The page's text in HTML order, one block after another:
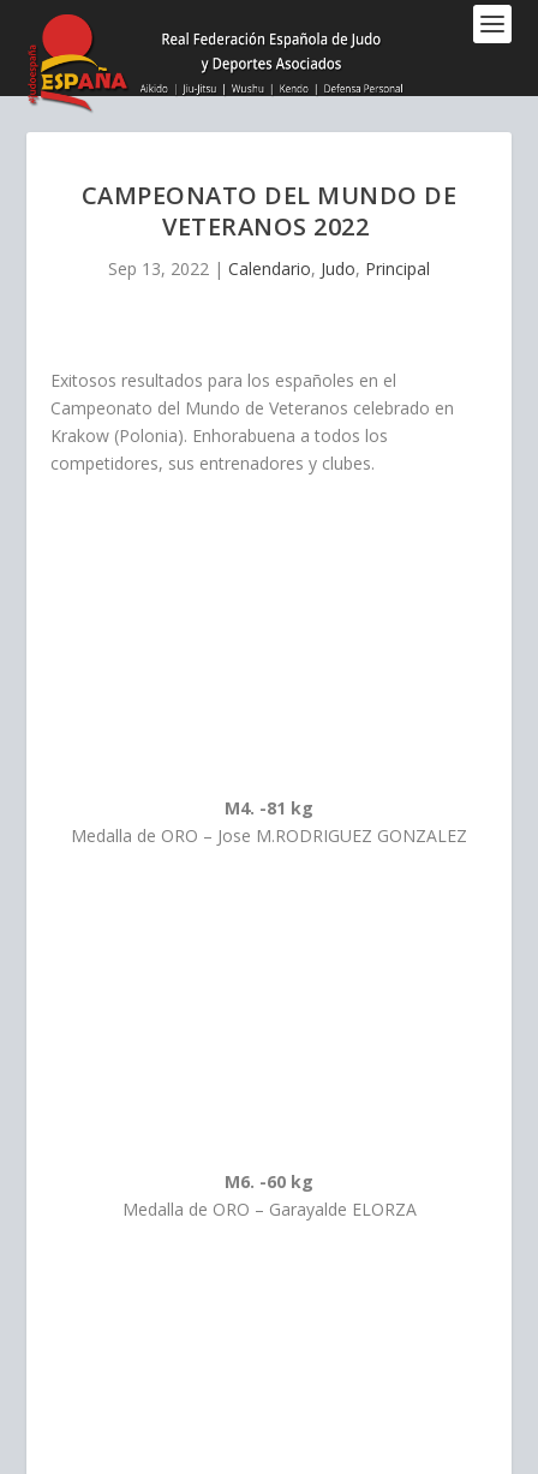
este
sitio
web
CAMPEONATO DEL MUNDO DE
VETERANOS 2022
Sep 13, 2022 | Calendario, Judo, Principal
Exitosos resultados para los españoles en el
Campeonato del Mundo de Veteranos celebrado en
Krakow (Polonia). Enhorabuena a todos los
competidores, sus entrenadores y clubes.
M4. -81 kg
Medalla de ORO – Jose M.RODRIGUEZ GONZALEZ
M6. -60 kg
Medalla de ORO – Garayalde ELORZA